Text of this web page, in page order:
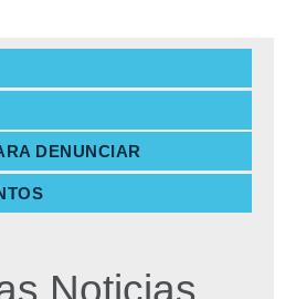
DENUNCIAR
Noticias